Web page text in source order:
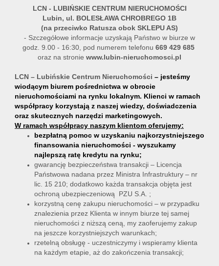
LCN - LUBIŃSKIE CENTRUM NIERUCHOMOŚCI
Lubin, ul. BOLESŁAWA CHROBREGO 1B
(na przeciwko Ratusza obok SKLEPU AS)
- Szczegółowe informacje uzyskają Państwo w biurze w
godz. 9.00 - 16:30, pod numerem telefonu 669 429 685
oraz na stronie www.lubin-nieruchomosci.pl
LCN – Lubińskie Centrum Nieruchomości – jesteśmy
wiodącym biurem pośrednictwa w obrocie
nieruchomościami na rynku lokalnym. Klienci w ramach
współpracy korzystają z naszej wiedzy, doświadczenia
oraz skutecznych narzędzi marketingowych.
W ramach współpracy naszym klientom oferujemy:
bezpłatną pomoc w uzyskaniu najkorzystniejszego
finansowania nieruchomości - wyszukamy
najlepszą ratę kredytu na rynku;
gwarancję bezpieczeństwa transakcji – Licencja
Państwowa nadana przez Ministra Infrastruktury – nr
lic. 15 210; dodatkowo każda transakcja objęta jest
ochroną ubezpieczeniową PZU S.A. ;
korzystną cenę zakupu nieruchomości – w przypadku
znalezienia przez Klienta w innym biurze tej samej
nieruchomości z niższą ceną, my zaoferujemy zakup
na jeszcze korzystniejszych warunkach;
rzetelną obsługę - uczestniczymy i wspieramy klienta
na każdym etapie, aż do zakończenia transakcji;